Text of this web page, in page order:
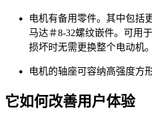
电机有备用零件。其中包括
马达＃8-32螺纹嵌件。可用
损坏时无需更换整个电动机。
电机的轴座可容纳高强度方
它如何改善用户体验